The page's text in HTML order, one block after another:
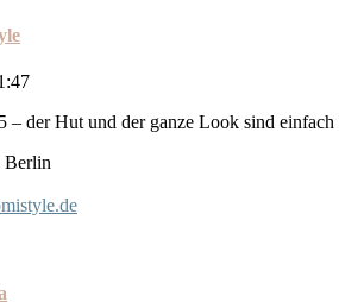
– der Hut und der ganze Look sind
Berlin